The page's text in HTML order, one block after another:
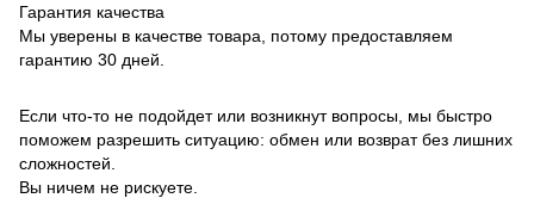
Гарантия качества
Мы уверены в качестве товара, потому предоставляем
гарантию 30 дней.
Если что-то не подойдет или возникнут вопросы, мы быстро
поможем разрешить ситуацию: обмен или возврат без лишних
сложностей.
Вы ничем не рискуете.